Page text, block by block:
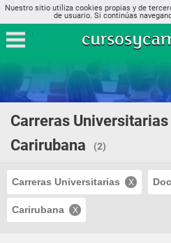
Nuestro sitio utiliza cookies propias y de
de usuario. Si continúas
Carreras
Carirubana
(2)
Carreras Universitarias
Carirubana